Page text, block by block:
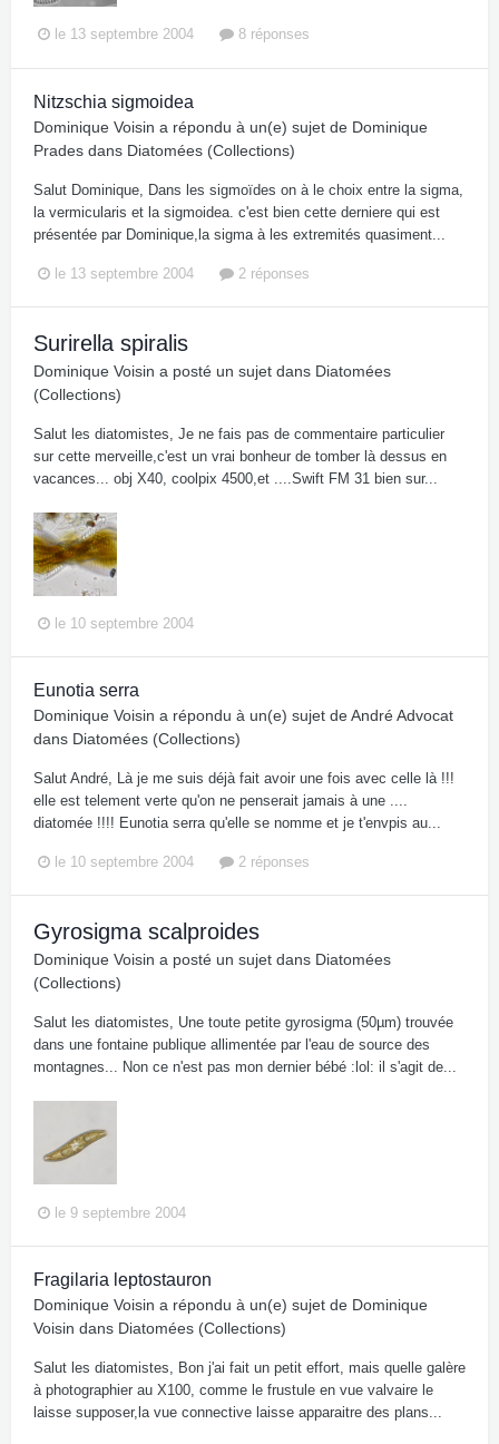
le 13 septembre 2004 8 réponses
Nitzschia sigmoidea
Dominique Voisin a répondu à un(e) sujet de Dominique
Prades dans Diatomées (Collections)
Salut Dominique, Dans les sigmoïdes on à le choix entre la sigma,
la vermicularis et la sigmoidea. c'est bien cette derniere qui est
présentée par Dominique,la sigma à les extremités quasiment...
le 13 septembre 2004 2 réponses
Surirella spiralis
Dominique Voisin a posté un sujet dans Diatomées
(Collections)
Salut les diatomistes, Je ne fais pas de commentaire particulier
sur cette merveille,c'est un vrai bonheur de tomber là dessus en
vacances... obj X40, coolpix 4500,et ....Swift FM 31 bien sur...
le 10 septembre 2004
Eunotia serra
Dominique Voisin a répondu à un(e) sujet deAndré Advocat
dans Diatomées (Collections)
Salut André, Là je me suis déjà fait avoir une fois avec celle là !!!
elle est telement verte qu'on ne penserait jamais à une ....
diatomée !!!! Eunotia serra qu'elle se nomme et je t'envpis au...
le 10 septembre 2004 2 réponses
Gyrosigma scalproides
Dominique Voisin a posté un sujet dans Diatomées
(Collections)
Salut les diatomistes, Une toute petite gyrosigma (50µm) trouvée
dans une fontaine publique allimentée par l'eau de source des
montagnes... Non ce n'est pas mon dernier bébé :lol: il s'agit de...
le 9 septembre 2004
Fragilaria leptostauron
Dominique Voisin a répondu à un(e) sujet de Dominique
Voisin dans Diatomées (Collections)
Salut les diatomistes, Bon j'ai fait un petit effort, mais quelle galère
à photographier au X100, comme le frustule en vue valvaire le
laisse supposer,la vue connective laisse apparaitre des plans...